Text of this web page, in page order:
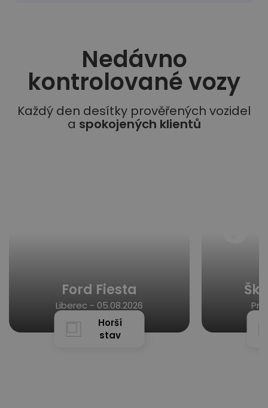
Nedávno
kontrolované vozy​
Každý den desítky prověřených vozidel
a spokojených klientů
Ford Fiesta
Liberec - 05.08.2026
Horší
stav